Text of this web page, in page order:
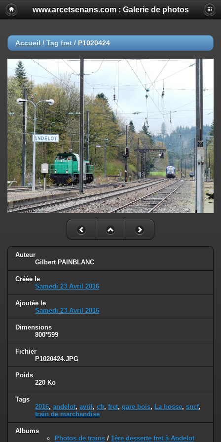
www.arcetsenans.com : Galerie de photos
Accueil / Tag fret / P1020424
Auteur
Gilbert PAINBLANC
Créée le
Samedi 23 Avril 2016
Ajoutée le
Samedi 23 Avril 2016
Dimensions
800*599
Fichier
P1020424.JPG
Poids
220 Ko
Tags
2016, andelot, avril , cfr, fret, gare bois, La bosse, sncf,
train de marchandise
Albums
Photos de trains / 1ère desserte fret à Andelot